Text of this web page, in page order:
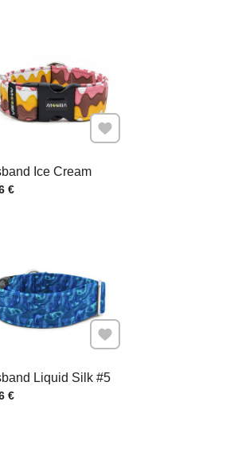
Ice Cream
MwSt.
€
Zu Favoriten hinzufügen
Liquid Silk #5
MwSt.
€
Zu Favoriten hinzufügen